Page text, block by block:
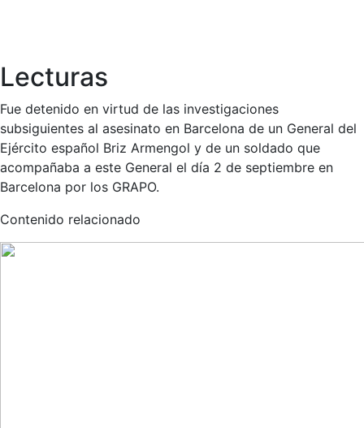
Lecturas
Fue detenido en virtud de las investigaciones
subsiguientes al asesinato en Barcelona de un General del
Ejército español Briz Armengol y de un soldado que
acompañaba a este General el día 2 de septiembre en
Barcelona por los GRAPO.
Contenido relacionado